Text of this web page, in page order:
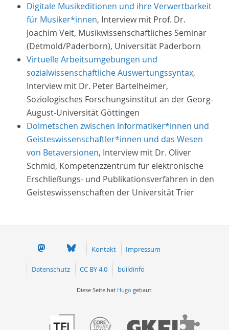
Digitale Musikeditionen und ihre Verwertbarkeit
für Musiker*innen, Interview mit Prof. Dr.
Joachim Veit, Musikwissenschaftliches Seminar
(Detmold/Paderborn), Universität Paderborn
Virtuelle Arbeitsumgebungen und
sozialwissenschaftliche Auswertungssyntax,
Interview mit Dr. Peter Bartelheimer,
Soziologisches Forschungsinstitut an der Georg-
August-Universität Göttingen
Dolmetschen zwischen Informatiker*innen und
Geisteswissenschaftler*innen und das Wesen
von Betaversionen, Interview mit Dr. Oliver
Schmid, Kompetenzzentrum für elektronische
Erschließungs- und Publikationsverfahren in den
Geisteswissenschaften der Universität Trier
Kontakt Impressum
Datenschutz CC BY 4.0 buildinfo
Diese Seite hat Hugo gebaut.